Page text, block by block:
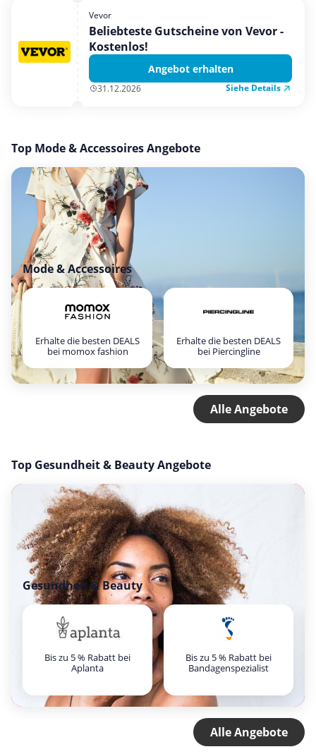
Vevor
Beliebteste Gutscheine von Vevor -
Kostenlos!
Angebot erhalten
31.12.2026 Siehe Details
Top Mode & Accessoires Angebote
Mode & Accessoires
Erhalte die besten DEALS
bei momox fashion
Erhalte die besten DEALS
bei Piercingline
Alle Angebote
Top Gesundheit & Beauty Angebote
Gesundheit & Beauty
Bis zu 5 % Rabatt bei
Aplanta
Bis zu 5 % Rabatt bei
Bandagenspezialist
Alle Angebote